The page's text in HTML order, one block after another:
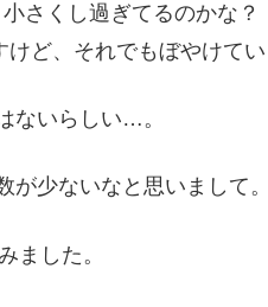
さくし過ぎてるのかな
ど、それでもぼやけてい
ないらしい…。
が少ないなと思いまして。
ました。